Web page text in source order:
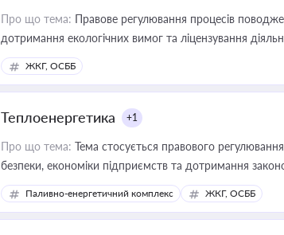
Про що тема: Правове регулювання процесів
дотримання екологічних вимог та ліцензування
ЖКГ, ОСББ
Теплоенергетика +1
Про що тема: Тема стосується правового
безпеки, економіки підприємств та дотримання
Паливно-енергетичний комплекс ЖКГ, ОСББ